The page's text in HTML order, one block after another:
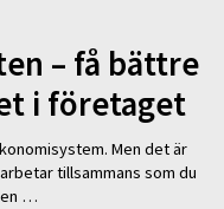
– få bättre
i företaget
Men det är
tillsammans som du
en …